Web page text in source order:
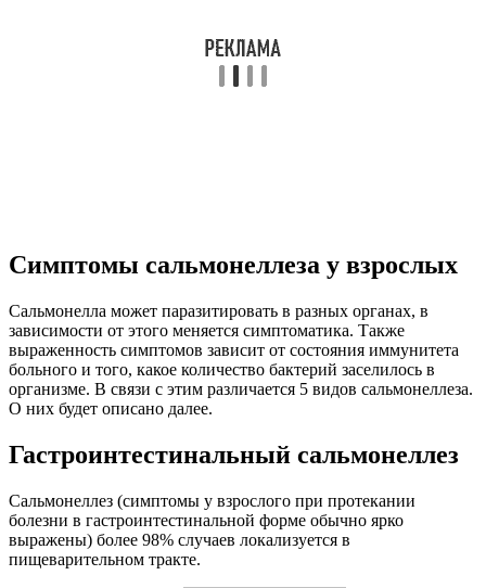
Симптомы сальмонеллеза у взрослых
Сальмонелла может паразитировать в разных органах, в
зависимости от этого меняется симптоматика. Также
выраженность симптомов зависит от состояния иммунитета
больного и того, какое количество бактерий заселилось в
организме. В связи с этим различается 5 видов сальмонеллеза.
О них будет описано далее.
Гастроинтестинальный сальмонеллез
Сальмонеллез (симптомы у взрослого при протекании
болезни в гастроинтестинальной форме обычно ярко
выражены) более 98% случаев локализуется в
пищеварительном тракте.